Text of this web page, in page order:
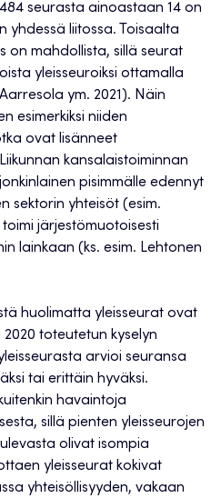
seurasta ainoastaan 14 on
yhdessä liitossa. Toisaalta
on mahdollista, sillä seurat
yleisseuroiksi ottamalla
ym. 2021). Näin
esimerkiksi niiden
ovat lisänneet
kansalaistoiminnan
pisimmälle edennyt
sektorin yhteisöt (esim.
järjestömuotoisesti
lainkaan (ks. esim. Lehtonen
huolimatta yleisseurat ovat
toteutetun kyselyn
arvioi seuransa
tai erittäin hyväksi.
havaintoja
sillä pienten yleisseurojen
olivat isompia
yleisseurat kokivat
yhteisöllisyyden, vakaan